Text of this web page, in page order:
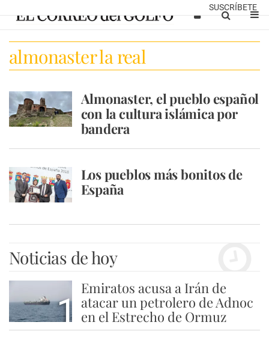
SUSCRÍBETE
almonaster la real
Almonaster, el pueblo español
con la cultura islámica por
bandera
Los pueblos más bonitos de
España
Noticias de hoy
1
Emiratos acusa a Irán de
atacar un petrolero de Adnoc
en el Estrecho de Ormuz